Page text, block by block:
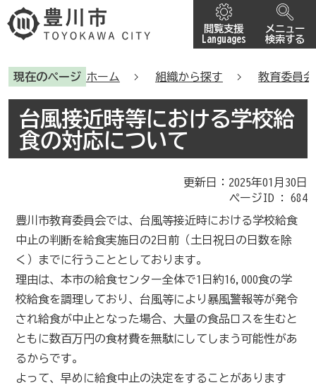
閲覧支援
Languages
メニュー
検索する
現在のページ ホーム 組織から探す 教育委員会
台風接近時等における学校給
食の対応について
更新日：2025年01月30日
ページID :684
豊川市教育委員会では、台風等接近時における学校給食
中止の判断を給食実施日の2日前（土日祝日の日数を除
く）までに行うこととしております。
理由は、本市の給食センター全体で1日約16,000食の学
校給食を調理しており、台風等により暴風警報等が発令
され給食が中止となった場合、大量の食品ロスを生むと
ともに数百万円の食材費を無駄にしてしまう可能性があ
るからです。
よって、早めに給食中止の決定をすることがあります